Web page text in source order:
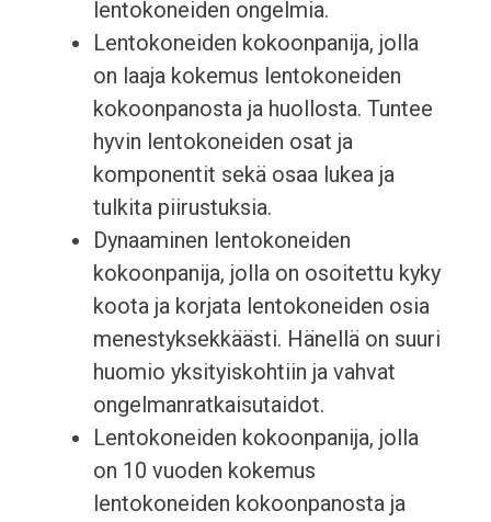
lentokoneiden ongelmia.
Lentokoneiden kokoonpanija, jolla
on laaja kokemus lentokoneiden
kokoonpanosta ja huollosta. Tuntee
hyvin lentokoneiden osat ja
komponentit sekä osaa lukea ja
tulkita piirustuksia.
Dynaaminen lentokoneiden
kokoonpanija, jolla on osoitettu kyky
koota ja korjata lentokoneiden osia
menestyksekkäästi. Hänellä on suuri
huomio yksityiskohtiin ja vahvat
ongelmanratkaisutaidot.
Lentokoneiden kokoonpanija, jolla
on 10 vuoden kokemus
lentokoneiden kokoonpanosta ja